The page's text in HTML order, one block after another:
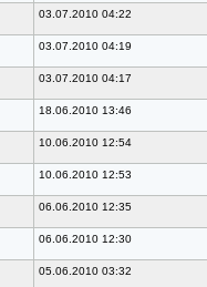
03.07.2010 04:22
03.07.2010 04:19
03.07.2010 04:17
18.06.2010 13:46
10.06.2010 12:54
10.06.2010 12:53
06.06.2010 12:35
06.06.2010 12:30
05.06.2010 03:32